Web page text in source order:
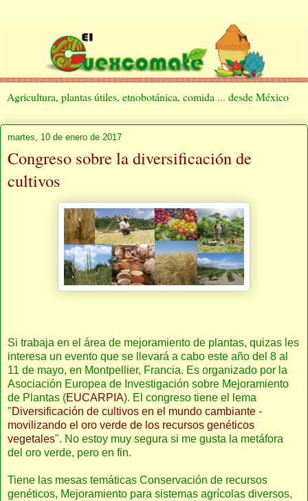
Agricultura, plantas útiles, etnobotánica, comida ... desde México
martes, 10 de enero de 2017
Congreso sobre la diversificación de
cultivos
Si trabaja en el área de mejoramiento de plantas, quizas les
interesa un evento que se llevará a cabo este año del 8 al
11 de mayo, en Montpellier, Francia. Es organizado por la
Asociación Europea de Investigación sobre Mejoramiento
de Plantas (EUCARPIA). El congreso tiene el lema
"Diversificación de cultivos en el mundo cambiante -
movilizando el oro verde de los recursos genéticos
vegetales". No estoy muy segura si me gusta la metáfora
del oro verde, pero en fin.
Tiene las mesas temáticas Conservación de recursos
genéticos, Mejoramiento para sistemas agrícolas diversos,